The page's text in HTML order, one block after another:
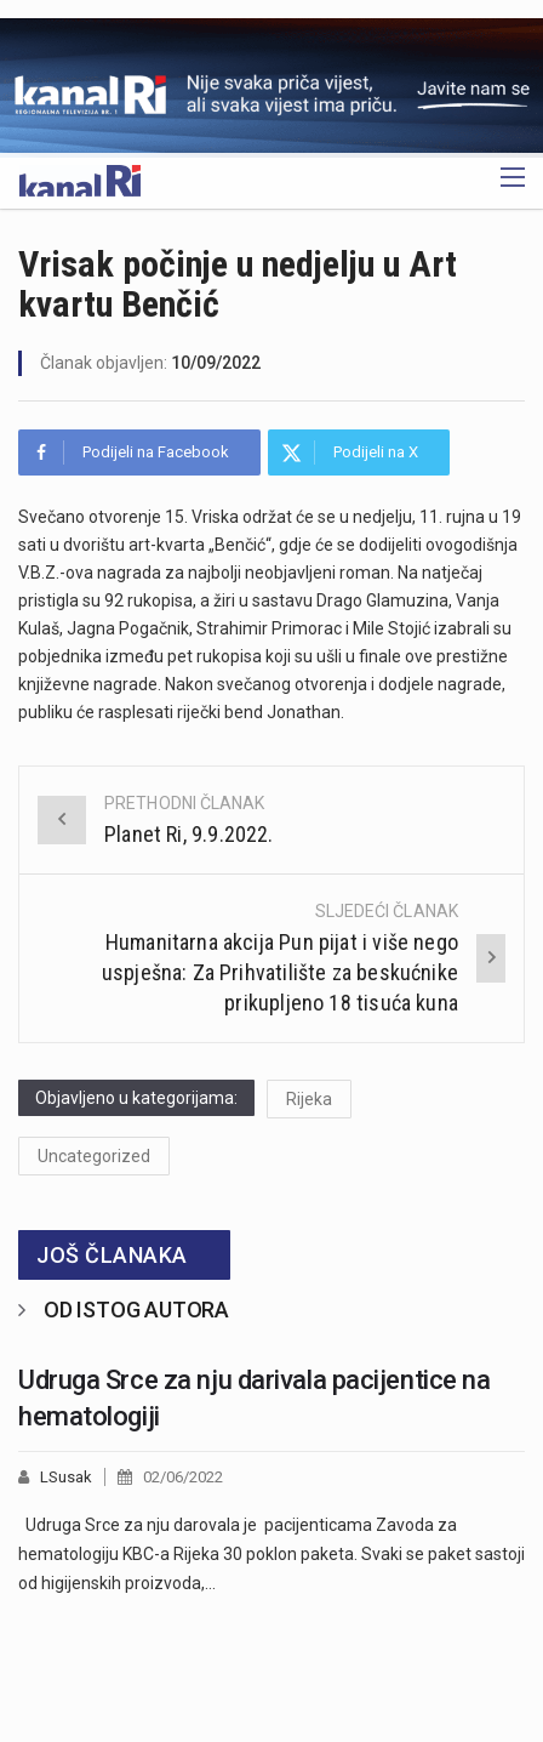
OGLAS
Vrisak počinje u nedjelju u Art
kvartu Benčić
Članak objavljen: 10/09/2022
Podijeli na Facebook Podijeli na X
Svečano otvorenje 15. Vriska održat će se u nedjelju, 11. rujna u 19
sati u dvorištu art-kvarta „Benčić“, gdje će se dodijeliti ovogodišnja
V.B.Z.-ova nagrada za najbolji neobjavljeni roman. Na natječaj
pristigla su 92 rukopisa, a žiri u sastavu Drago Glamuzina, Vanja
Kulaš, Jagna Pogačnik, Strahimir Primorac i Mile Stojić izabrali su
pobjednika između pet rukopisa koji su ušli u finale ove prestižne
književne nagrade. Nakon svečanog otvorenja i dodjele nagrade,
publiku će rasplesati riječki bend Jonathan.
Post
PRETHODNI ČLANAK
Planet Ri, 9.9.2022.
SLJEDEĆI ČLANAK
Humanitarna akcija Pun pijat i više nego
uspješna: Za Prihvatilište za beskućnike
prikupljeno 18 tisuća kuna
Objavljeno u kategorijama: Rijeka
Uncategorized
JOŠ ČLANAKA
OD ISTOG AUTORA
Udruga Srce za nju darivala pacijentice na
hematologiji
LSusak 02/06/2022
Udruga Srce za nju darovala je pacijenticama Zavoda za
hematologiju KBC-a Rijeka 30 poklon paketa. Svaki se paket sastoji
od higijenskih proizvoda,…